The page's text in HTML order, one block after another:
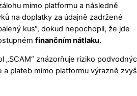
mimo platformu a následně
na doplatky za údajně zadržené
kus“, dokud nepochopil, že jde
finančním nátlaku.
a plateb mimo platformu výrazně